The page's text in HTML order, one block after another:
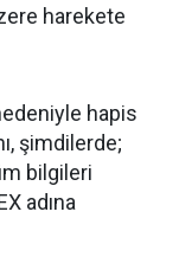
harekete
hapis
şimdilerde;
bilgileri
adına